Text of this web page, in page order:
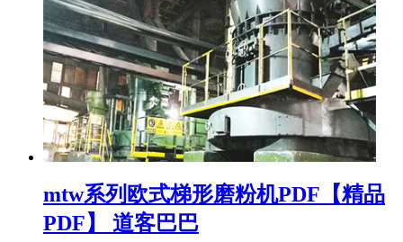
mtw系列欧式梯形磨粉机PDF【精品
PDF】 道客巴巴